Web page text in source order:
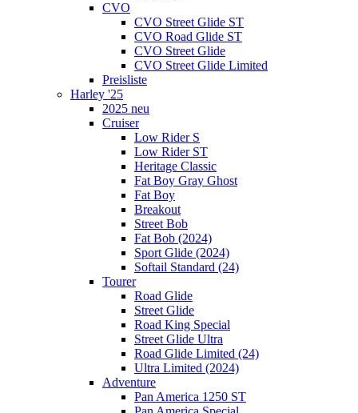
CVO
CVO Street Glide ST
CVO Road Glide ST
CVO Street Glide
CVO Street Glide Limited
Preisliste
Harley '25
2025 neu
Cruiser
Low Rider S
Low Rider ST
Heritage Classic
Fat Boy Gray Ghost
Fat Boy
Breakout
Street Bob
Fat Bob (2024)
Sport Glide (2024)
Softail Standard (24)
Tourer
Road Glide
Street Glide
Road King Special
Street Glide Ultra
Road Glide Limited (24)
Ultra Limited (2024)
Adventure
Pan America 1250 ST